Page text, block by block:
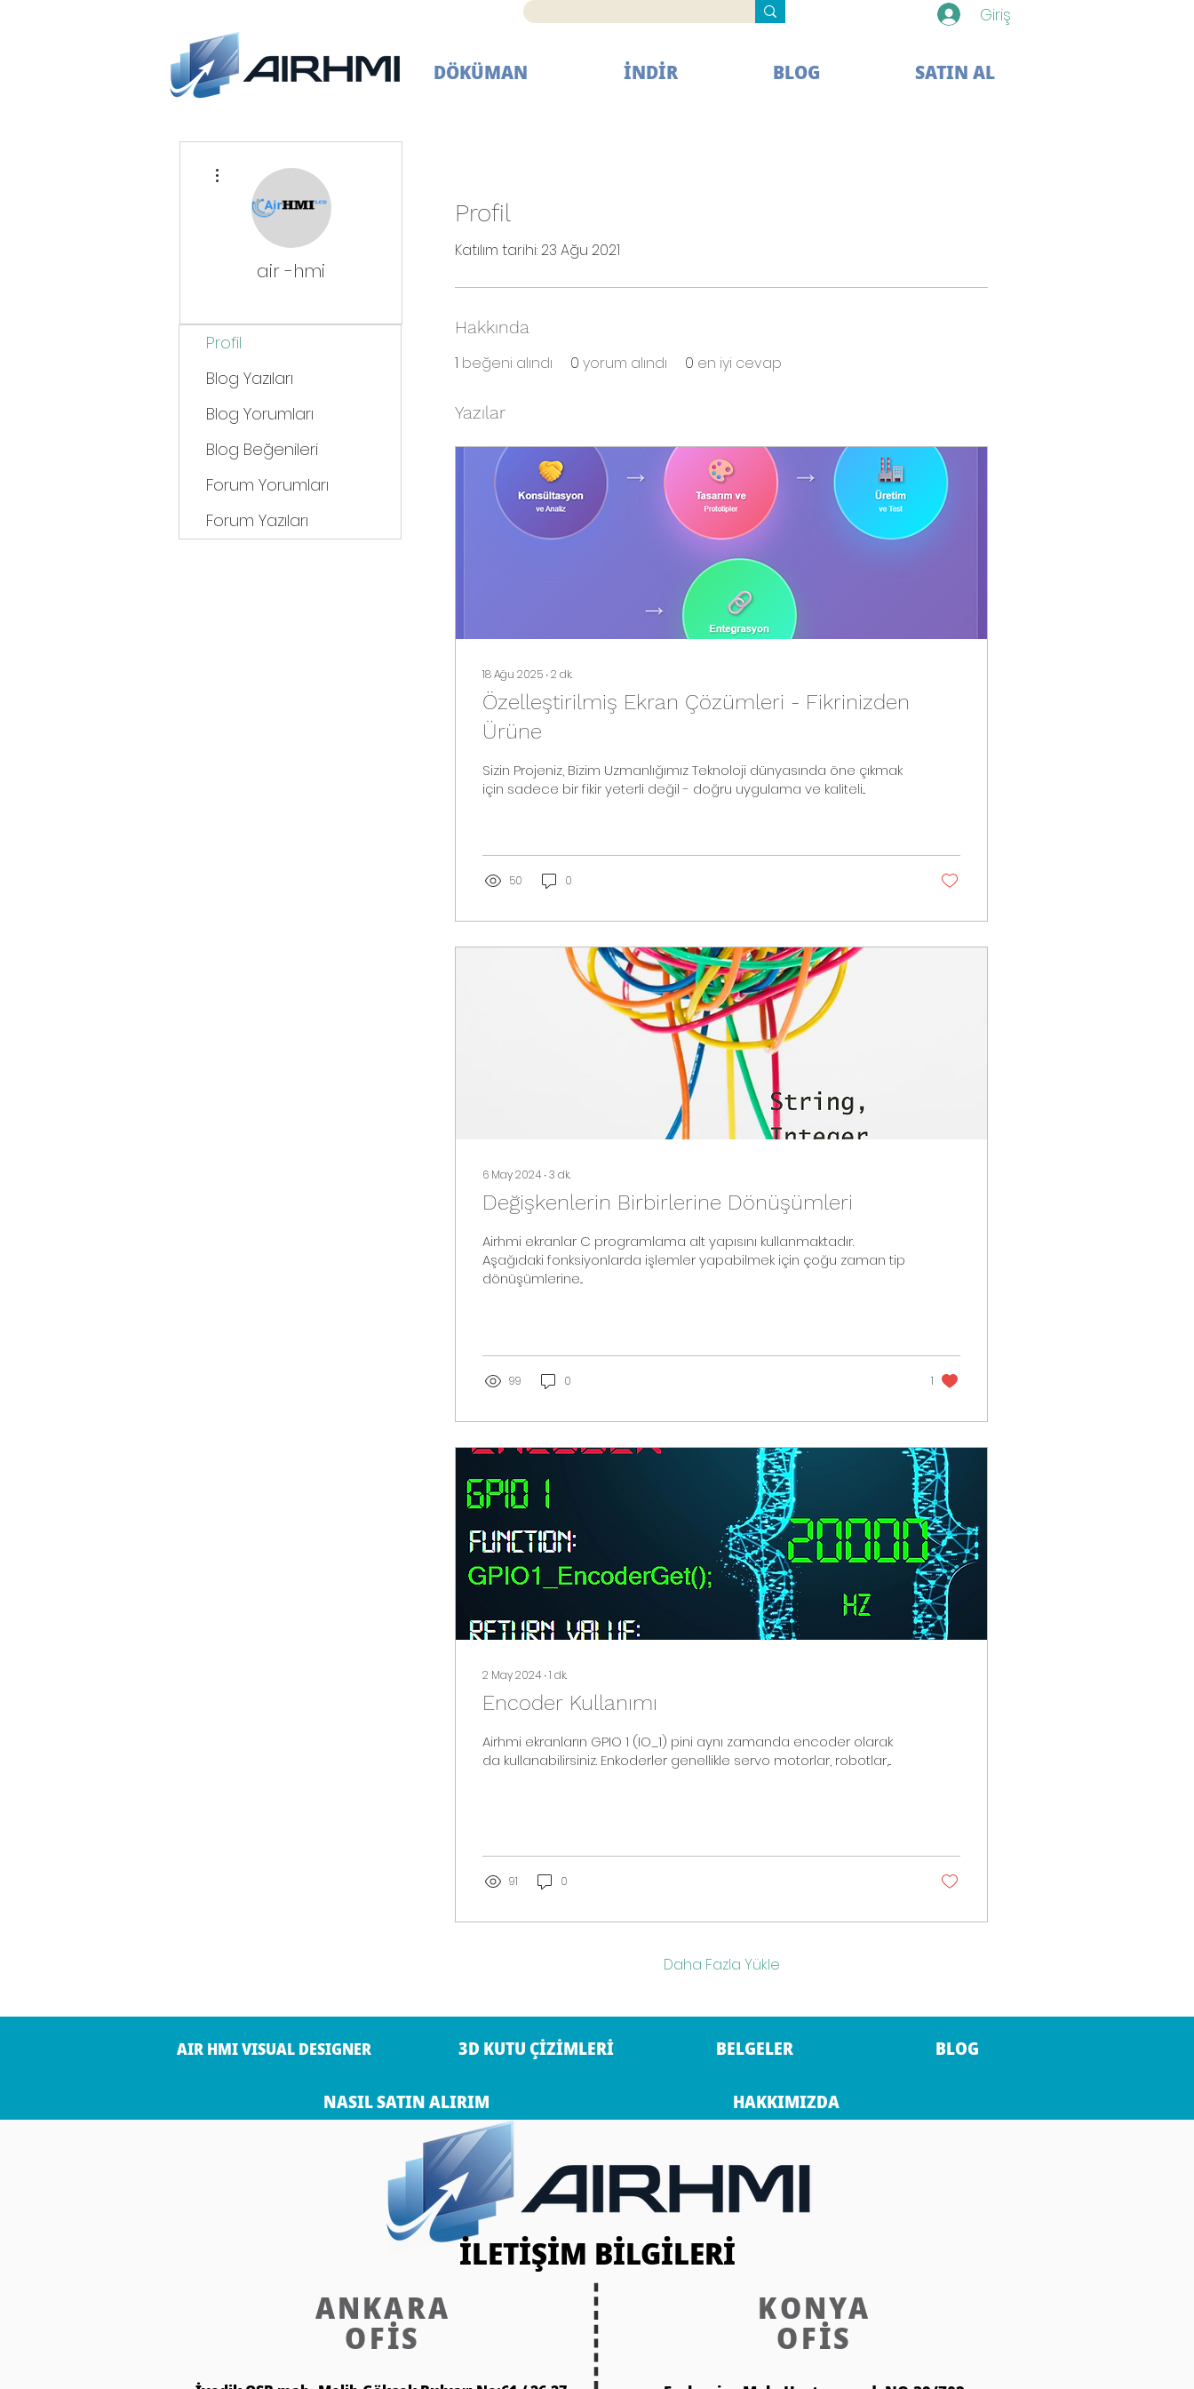
Giriş
DÖKÜMAN İNDİR BLOG SATIN AL
Profil
Katılım tarihi: 23 Ağu 2021
Hakkında
1 beğeni alındı 0 yorum alındı 0 en iyi cevap
Yazılar
18 Ağu 2025 ∙2 dk.
Özelleştirilmiş Ekran Çözümleri - Fikrinizden
Ürüne
Sizin Projeniz, Bizim Uzmanlığımız Teknoloji dünyasında öne çıkmak
için sadece bir fikir yeterli değil - doğru uygulama ve kaliteli...
50 0
6 May 2024 ∙3 dk.
Değişkenlerin Birbirlerine Dönüşümleri
Airhmi ekranlar C programlama alt yapısını kullanmaktadır.
Aşağıdaki fonksiyonlarda işlemler yapabilmek için çoğu zaman tip
dönüşümlerine...
99 0 1
2 May 2024 ∙1 dk.
Encoder Kullanımı
Airhmi ekranların GPIO 1 (IO_1) pini aynı zamanda encoder olarak
da kullanabilirsiniz. Enkoderler genellikle servo motorlar, robotlar,...
91 0
Daha Fazla Yükle
air -hmi
Profil
Blog Yazıları
Blog Yorumları
Blog Beğenileri
Forum Yorumları
Forum Yazıları
AIR HMI VISUAL DESIGNER 3D KUTU ÇİZİMLERİ BELGELER BLOG
NASIL SATIN ALIRIM HAKKIMIZDA
İLETİŞİM BİLGİLERİ
ANKARA
OFİS
KONYA
OFİS